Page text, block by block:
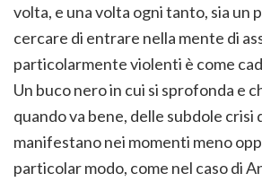
volta, e una volta ogni tanto, sia un
cercare di entrare nella mente di
particolarmente violenti è come
Un buco nero in cui si sprofonda e
quando va bene, delle subdole crisi
manifestano nei momenti meno
particolar modo, come nel caso di